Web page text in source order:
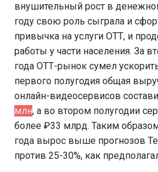
внушительный рост в
году свою роль сыграла и
привычка на услуги ОТТ, и
работы у части населения. За
года ОТТ-рынок сумел
первого полугодия общая
онлайн-видеосервисов
млн, а во втором полугодии
более ₽33 млрд. Таким
года вырос выше прогнозов
против 25-30%, как